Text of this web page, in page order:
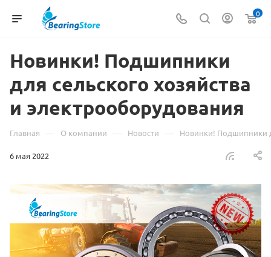
0
Новинки! Подшипники
для сельского хозяйства
и электрооборудования
Главная — О компании — Новости — Новинки! Подшипники
6 мая 2022